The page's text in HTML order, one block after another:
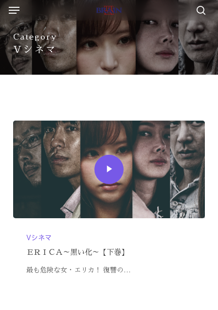
Skip
main
content
Menu
Category
Vシネマ
Vシネマ
ＥＲＩＣＡ～黒い化～【下巻】
最も危険な女・エリカ！ 復讐の…